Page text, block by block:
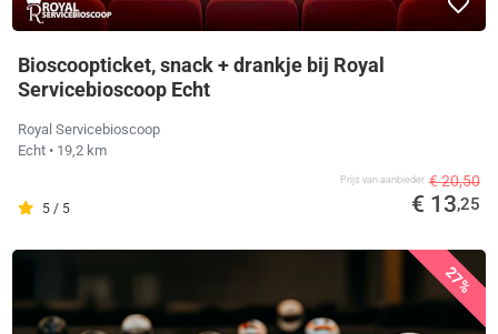
Bioscoopticket, snack + drankje bij Royal
Servicebioscoop Echt
Royal Servicebioscoop
Echt • 19,2 km
5 / 5
Prijs van aanbieder € 20,50
€ 13,25
27%